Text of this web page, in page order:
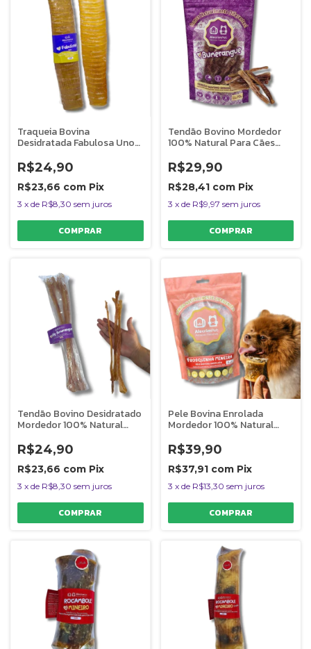
Traqueia Bovina
Desidratada Fabulosa Uno
Para Cães 1 Unidade
AlecrimPet
R$24,90
R$23,66 com Pix
3 x de R$8,30 sem juros
Tendão Bovino Mordedor
100% Natural Para Cães
AlecrimPet
R$29,90
R$28,41 com Pix
3 x de R$9,97 sem juros
Tendão Bovino Desidratado
Mordedor 100% Natural
Unidade AlecrimPet
R$24,90
R$23,66 com Pix
3 x de R$8,30 sem juros
Pele Bovina Enrolada
Mordedor 100% Natural
Rosquinha Mineira
AlecrimPet
R$39,90
R$37,91 com Pix
3 x de R$13,30 sem juros